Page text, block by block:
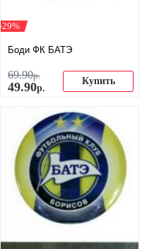
-29%
Боди ФК БАТЭ
69.90р.
49.90р.
Купить